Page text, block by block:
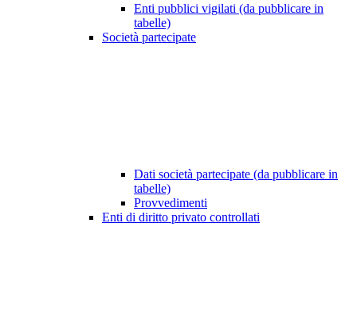
Enti pubblici vigilati (da pubblicare in
tabelle)
Società partecipate
Dati società partecipate (da pubblicare in
tabelle)
Provvedimenti
Enti di diritto privato controllati